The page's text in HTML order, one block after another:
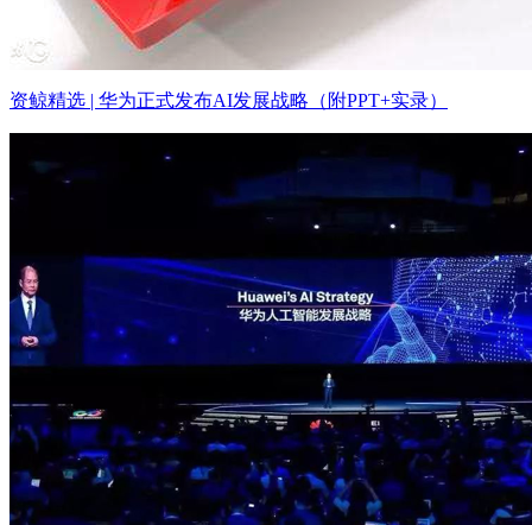
资鲸精选 | 华为正式发布AI发展战略（附PPT+实录）